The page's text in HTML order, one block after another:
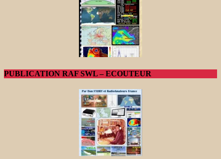
PUBLICATION RAF SWL – ECOUTEUR